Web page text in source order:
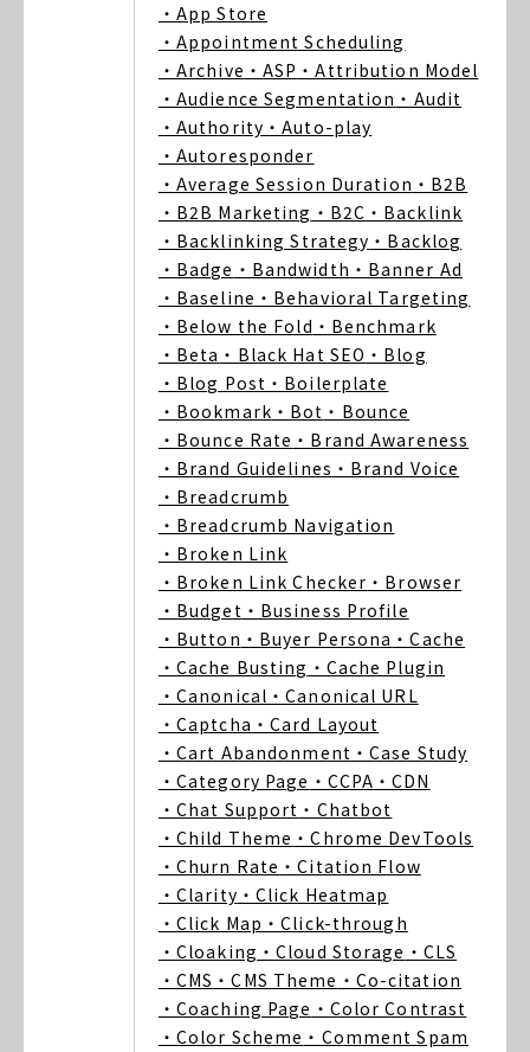
・App Store
・Appointment Scheduling
・Archive ・ASP ・Attribution Model
・Audience Segmentation ・Audit
・Authority ・Auto-play
・Autoresponder
・Average Session Duration ・B2B
・B2B Marketing ・B2C ・Backlink
・Backlinking Strategy ・Backlog
・Badge ・Bandwidth ・Banner Ad
・Baseline ・Behavioral Targeting
・Below the Fold ・Benchmark
・Beta ・Black Hat SEO ・Blog
・Blog Post ・Boilerplate
・Bookmark ・Bot ・Bounce
・Bounce Rate ・Brand Awareness
・Brand Guidelines ・Brand Voice
・Breadcrumb
・Breadcrumb Navigation
・Broken Link
・Broken Link Checker ・Browser
・Budget ・Business Profile
・Button ・Buyer Persona ・Cache
・Cache Busting ・Cache Plugin
・Canonical ・Canonical URL
・Captcha ・Card Layout
・Cart Abandonment ・Case Study
・Category Page ・CCPA ・CDN
・Chat Support ・Chatbot
・Child Theme ・Chrome DevTools
・Churn Rate ・Citation Flow
・Clarity ・Click Heatmap
・Click Map ・Click-through
・Cloaking ・Cloud Storage ・CLS
・CMS ・CMS Theme ・Co-citation
・Coaching Page ・Color Contrast
・Color Scheme ・Comment Spam